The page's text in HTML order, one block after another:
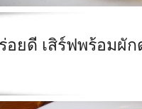
ยดี เสิร์ฟพร้อมผั